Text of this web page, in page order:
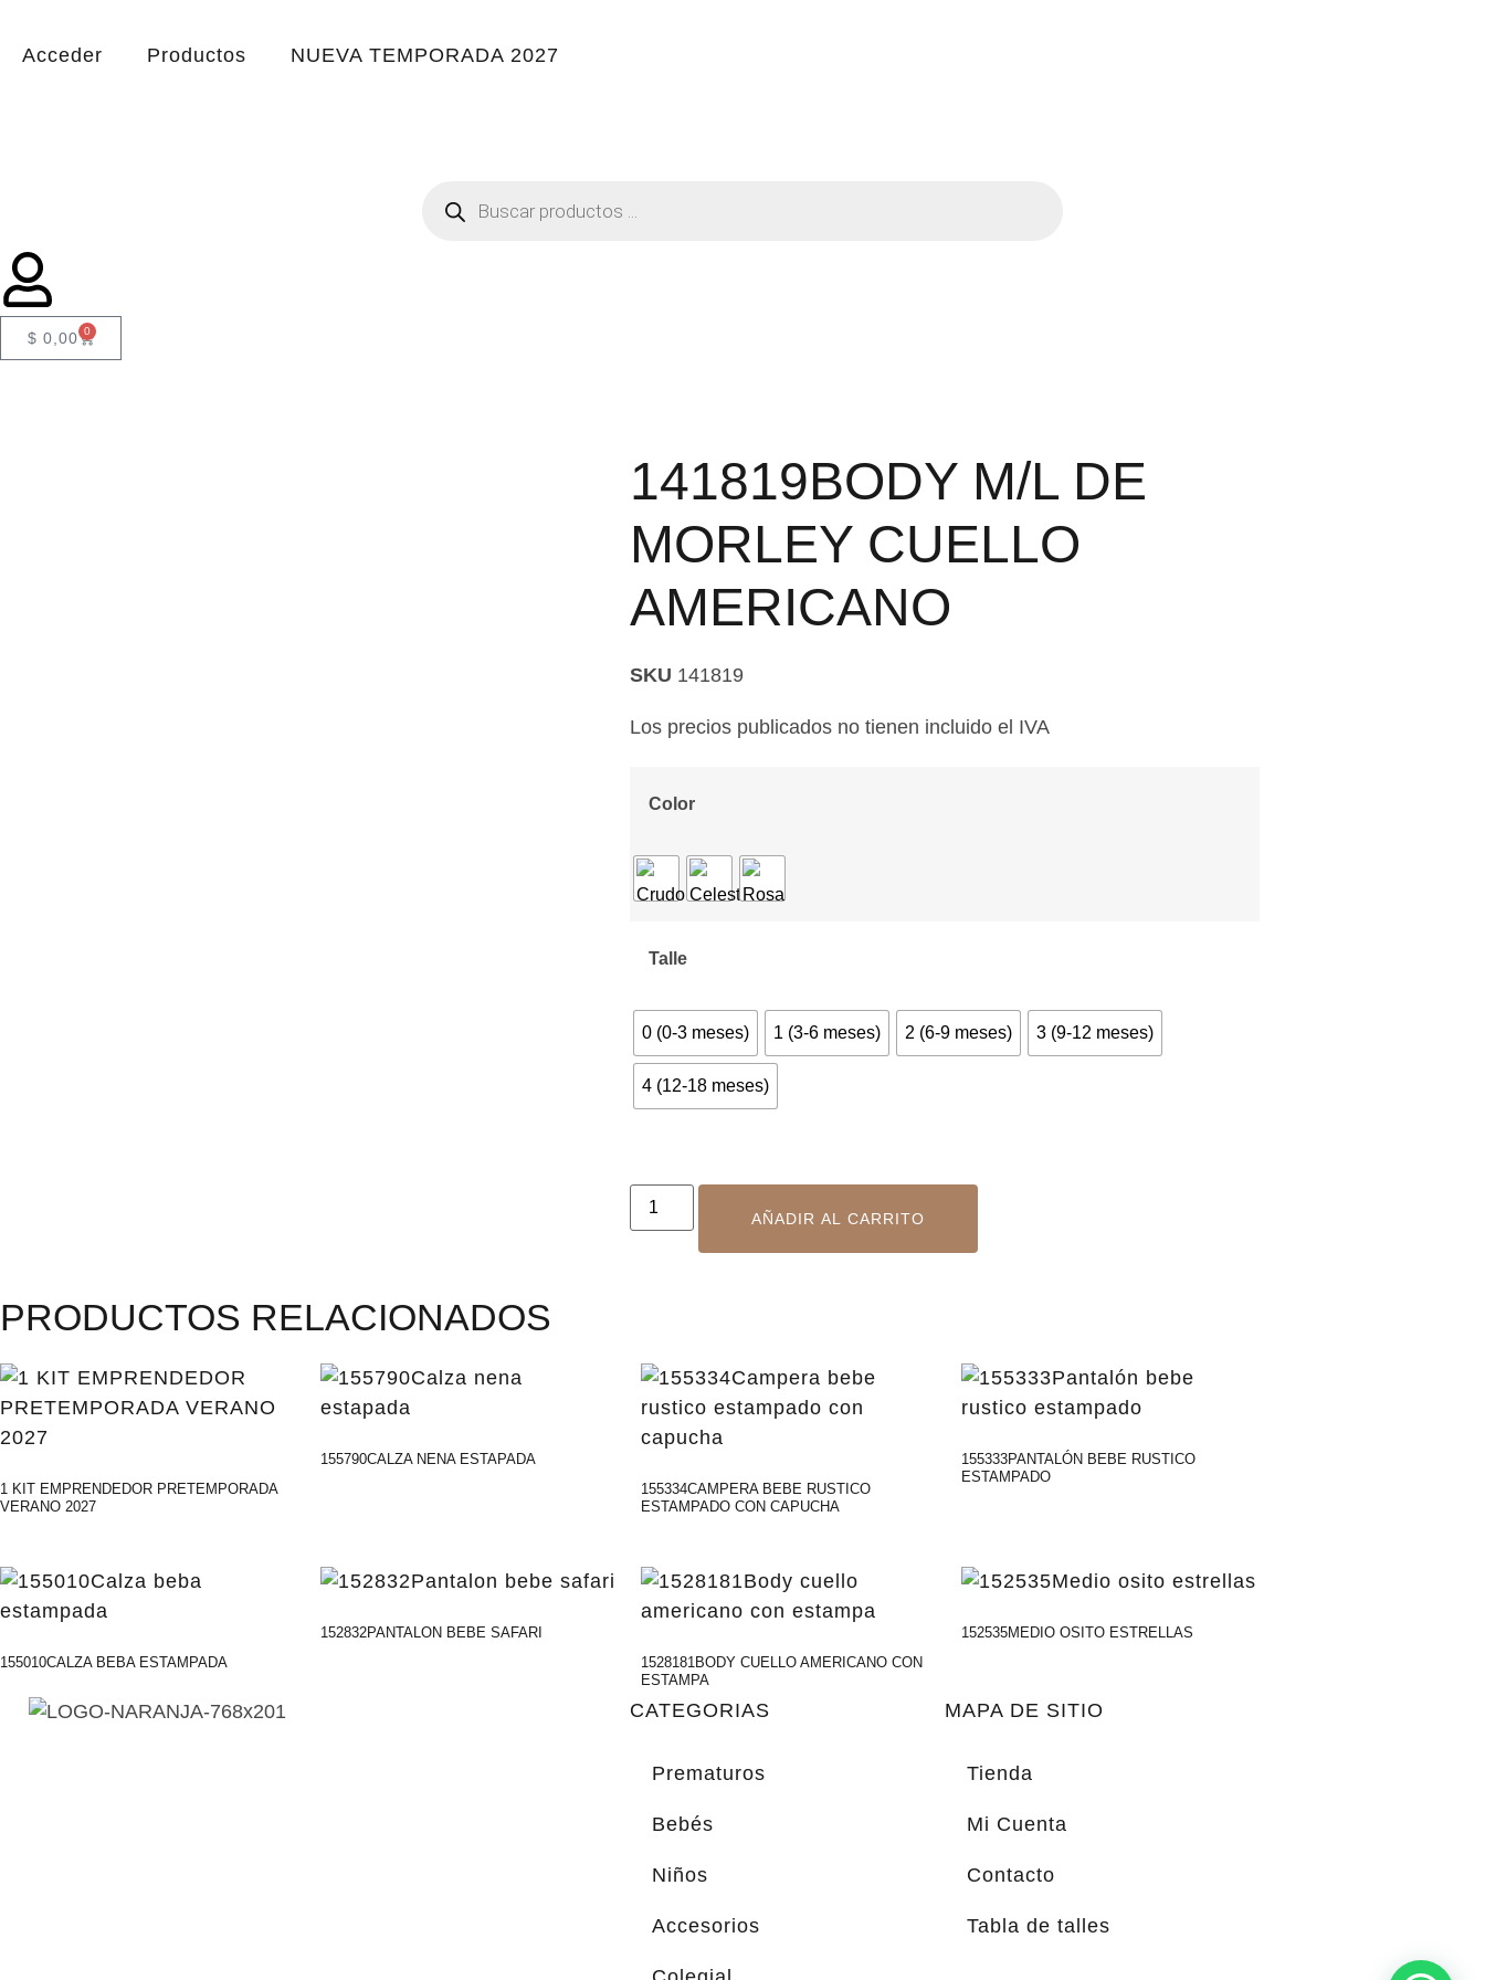
Acceder Productos NUEVA TEMPORADA 2027
$ 0,00 0
141819BODY M/L DE
MORLEY CUELLO
AMERICANO
SKU 141819
Los precios publicados no tienen incluido el IVA
Color
Talle
0 (0-3 meses) 1 (3-6 meses) 2 (6-9 meses) 3 (9-12 meses)
4 (12-18 meses)
AÑADIR AL CARRITO
PRODUCTOS RELACIONADOS
1 KIT EMPRENDEDOR PRETEMPORADA
VERANO 2027
155790CALZA NENA ESTAPADA
155334CAMPERA BEBE RUSTICO
ESTAMPADO CON CAPUCHA
155333PANTALÓN BEBE RUSTICO
ESTAMPADO
155010CALZA BEBA ESTAMPADA
152832PANTALON BEBE SAFARI
1528181BODY CUELLO AMERICANO CON
ESTAMPA
152535MEDIO OSITO ESTRELLAS
CATEGORIAS
Prematuros
Bebés
Niños
Accesorios
MAPA DE SITIO
Tienda
Mi Cuenta
Contacto
Tabla de talles